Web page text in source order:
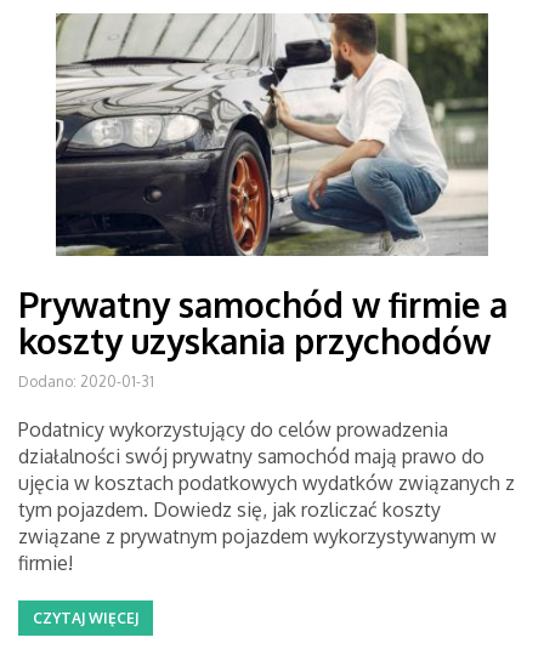
Prywatny samochód w firmie a
koszty uzyskania przychodów
Dodano: 2020-01-31
Podatnicy wykorzystujący do celów prowadzenia
działalności swój prywatny samochód mają prawo do
ujęcia w kosztach podatkowych wydatków związanych z
tym pojazdem. Dowiedz się, jak rozliczać koszty
związane z prywatnym pojazdem wykorzystywanym w
firmie!
CZYTAJ WIĘCEJ